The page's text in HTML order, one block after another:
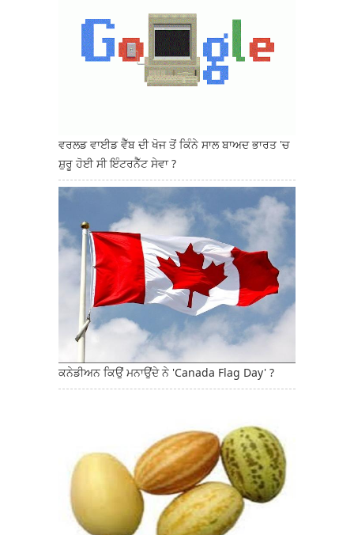
ਵਰਲਡ ਵਾਈਡ ਵੈੱਬ ਦੀ ਖੋਜ ਤੋਂ ਕਿੰਨੇ ਸਾਲ ਬਾਅਦ ਭਾਰਤ 'ਚ
ਸ਼ੁਰੂ ਹੋਈ ਸੀ ਇੰਟਰਨੈੱਟ ਸੇਵਾ ?
ਕਨੇਡੀਅਨ ਕਿਉਂ ਮਨਾਉਂਦੇ ਨੇ 'Canada Flag Day' ?